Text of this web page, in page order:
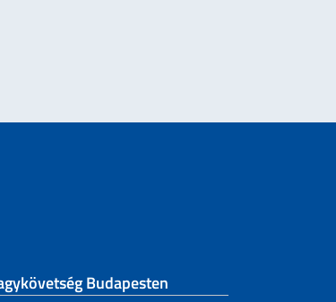
Budapesten